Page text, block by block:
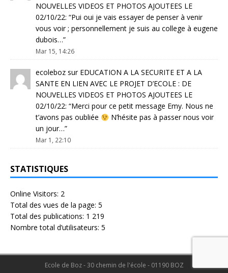
NOUVELLES VIDEOS ET PHOTOS AJOUTEES LE
02/10/22: “Pui oui je vais essayer de penser à venir
vous voir ; personnellement je suis au college à eugene
dubois…”
Mar 15, 14:26
ecoleboz sur EDUCATION A LA SECURITE ET A LA
SANTE EN LIEN AVEC LE PROJET D’ECOLE : DE
NOUVELLES VIDEOS ET PHOTOS AJOUTEES LE
02/10/22: “Merci pour ce petit message Emy. Nous ne
t’avons pas oubliée
N’hésite pas à passer nous voir
un jour…”
Mar 1, 22:10
STATISTIQUES
Online Visitors: 2
Total des vues de la page: 5
Total des publications: 1 219
Nombre total d’utilisateurs: 5
Ecole de Boz - 30 chemin de l'école - 01190 BOZ